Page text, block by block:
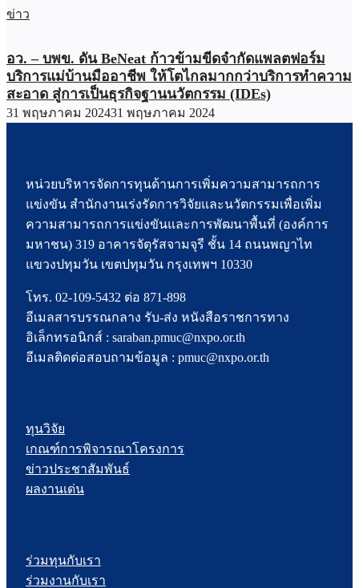
ข่าว
อว. – บพข. ดัน BeNeat ก้าวข้ามขีดจำกัดแพลตฟอร์ม
บริการแม่บ้านมืออาชีพ ให้โตไกลมากกว่าบริการทำความ
สะอาด สู่การเป็นธุรกิจฐานนวัตกรรม (IDEs)
31 พฤษภาคม 202431 พฤษภาคม 2024
หน่วยบริหารจัดการทุนด้านการเพิ่มความสามารถการ
แข่งขัน สำนักงานเร่งรัดการวิจัยและนวัตกรรมเพื่อเพิ่ม
ความสามารถการแข่งขันและการพัฒนาพื้นที่ (องค์การ
มหาชน) 319 อาคารจัตุรัสจามจุรี ชั้น 14 ถนนพญาไท
แขวงปทุมวัน เขตปทุมวัน กรุงเทพฯ 10330
โทร. 02-109-5432 ต่อ 871-898
อีเมลสารบรรณกลาง รับ-ส่ง หนังสือราชการทาง
อิเล็กทรอนิกส์ : saraban.pmuc@nxpo.or.th
อีเมลติดต่อสอบถามข้อมูล : pmuc@nxpo.or.th
ทุนวิจัย
เกณฑ์การพิจารณาโครงการ
ข่าวประชาสัมพันธ์
ผลงานเด่น
ร่วมทุนกับเรา
ร่วมงานกับเรา